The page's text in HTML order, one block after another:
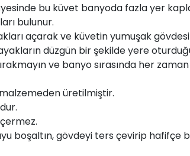
bu küvet banyoda fazla yer
bulunur.
açarak ve küvetin yumuşak
düzgün bir şekilde yere
ve banyo sırasında her
malzemeden üretilmiştir.
boşaltın, gövdeyi ters çevirip hafifçe